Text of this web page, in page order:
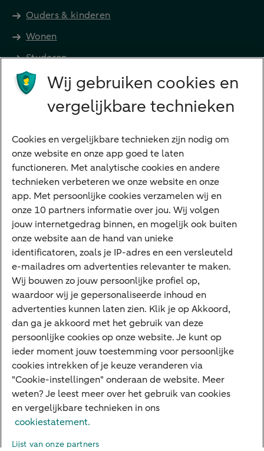
Ouders & kinderen
Wonen
Studeren
Preferred Banking
Digitale diensten
Internet Bankieren
ABN AMRO app
Tikkie
Apple Pay
Google Pay
Veilig bankieren
Meest gezocht
Hypotheek berekenen
E.dentifier
Jaaroverzicht
Rood staan
Over ABN AMRO
Werken bij ABN AMRO
Wij gebruiken cookies en
vergelijkbare technieken
Cookies en vergelijkbare technieken zijn nodig om
onze website en onze app goed te laten
functioneren. Met analytische cookies en andere
technieken verbeteren we onze website en onze
app. Met persoonlijke cookies verzamelen wij en
onze 10 partners informatie over jou. Wij volgen
jouw internetgedrag binnen, en mogelijk ook buiten
onze website aan de hand van unieke
identificatoren, zoals je IP-adres en een versleuteld
e-mailadres om advertenties relevanter te maken.
Wij bouwen zo jouw persoonlijke profiel op,
waardoor wij je gepersonaliseerde inhoud en
advertenties kunnen laten zien. Klik je op Akkoord,
dan ga je akkoord met het gebruik van deze
persoonlijke cookies op onze website. Je kunt op
ieder moment jouw toestemming voor persoonlijke
cookies intrekken of je keuze veranderen via
"Cookie-instellingen" onderaan de website. Meer
weten? Je leest meer over het gebruik van cookies
en vergelijkbare technieken in ons
cookiestatement.
Lijst van onze partners